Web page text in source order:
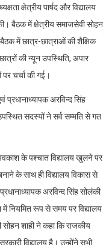
क्षेत्रीय पार्षद और विद्यालय
बैठक में क्षेत्रीय समाजसेवी सोहन
में छात्र-छात्राओं की शैक्षिक
की न्यून उपस्थिति, अपार
चर्चा की गई।
प्रधानाध्यापक अरविन्द सिंह
सदस्यों ने सर्व सम्मति से गत
के पश्चात विद्यालय खुलने पर
के साथ ही विद्यालय विकास से
अरविन्द सिंह सोलंकी
में नियमित रूप से समय पर विद्यालय
शाही ने कहा कि राजकीय
विद्यालय है। उन्होंने सभी